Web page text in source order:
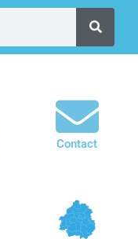
Contact